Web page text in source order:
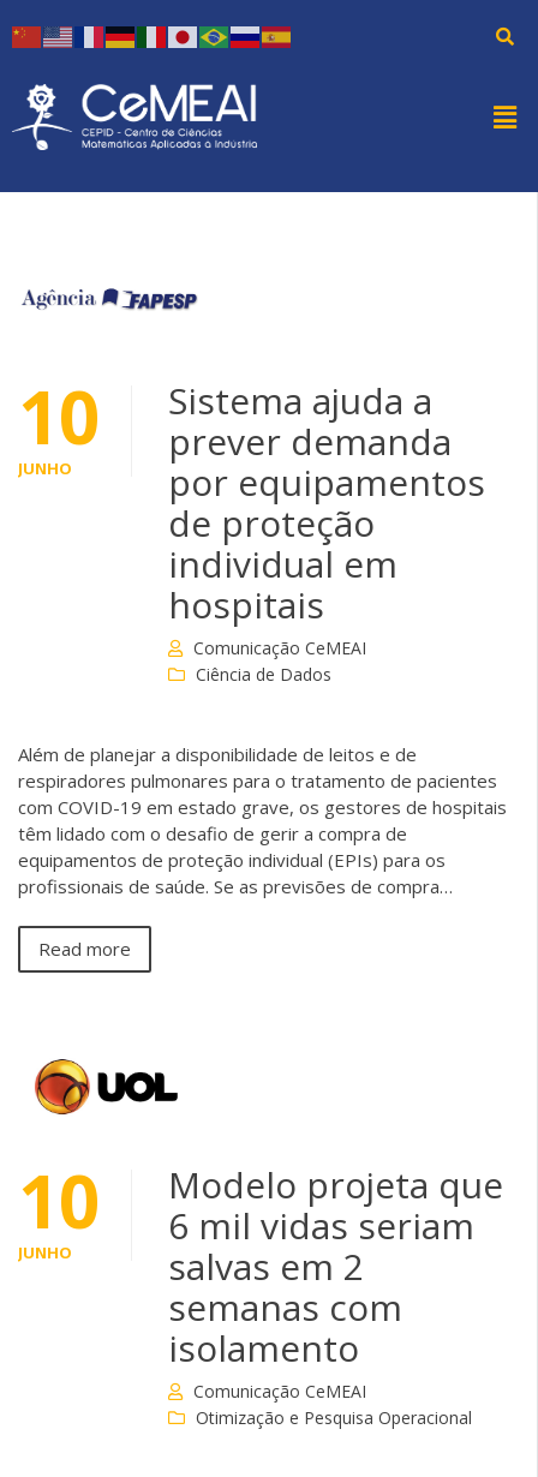
10
JUNHO
Sistema ajuda a
prever demanda
por equipamentos
de proteção
individual em
hospitais
Comunicação CeMEAI
Ciência de Dados
Além de planejar a disponibilidade de leitos e de
respiradores pulmonares para o tratamento de pacientes
com COVID-19 em estado grave, os gestores de hospitais
têm lidado com o desafio de gerir a compra de
equipamentos de proteção individual (EPIs) para os
profissionais de saúde. Se as previsões de compra…
Read more
10
JUNHO
Modelo projeta que
6 mil vidas seriam
salvas em 2
semanas com
isolamento
Comunicação CeMEAI
Otimização e Pesquisa Operacional